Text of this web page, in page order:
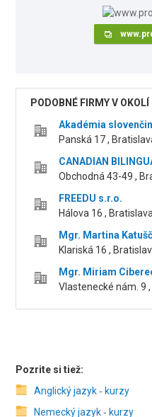
PODOBNÉ FIRMY V OKOLÍ
Akadémia
Panská 17 ,
CANADIAN
Obchodná 43-49 ,
FREEDU s.r.o.
Hálova 16 , Bratislava
Mgr. Martina
Klariská 16 ,
Mgr. Miriam
Vlastenecké nám. 9
Pozrite si tiež:
Anglický jazyk ‑ kurzy
Nemecký jazyk ‑ kurzy